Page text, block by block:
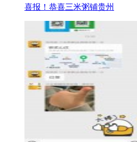
喜报！恭喜三米粥铺贵州